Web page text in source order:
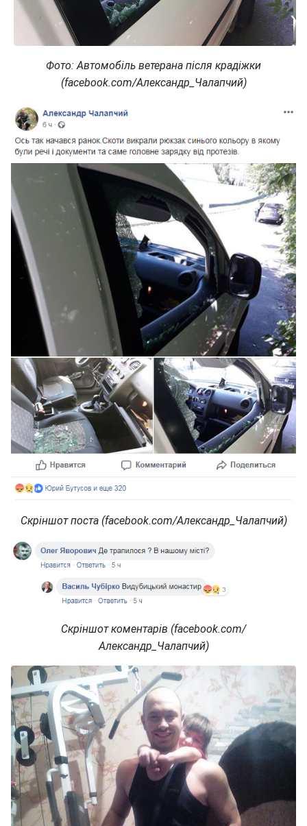
Фото: Автомобіль ветерана після крадіжки
(facebook.com/Александр_Чалапчий)
Скріншот поста (facebook.com/Александр_Чалапчий)
Скріншот коментарів (facebook.com/
Александр_Чалапчий)